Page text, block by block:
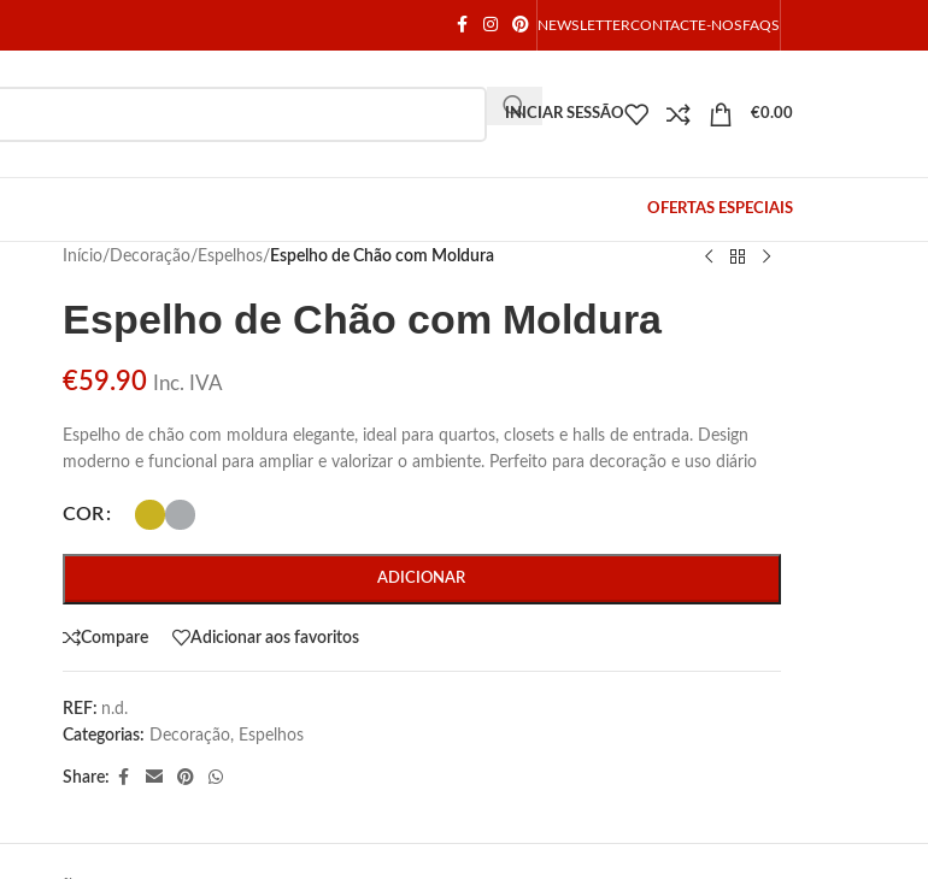
NEWSLETTERCONTACTE-NOSFAQS
INICIAR SESSÃO €0.00
OFERTAS ESPECIAIS
Início/ Decoração/ Espelhos/ Espelho de Chão com Moldura
Espelho de Chão com Moldura
€59.90 Inc. IVA
Espelho de chão com moldura elegante, ideal para quartos, closets e halls de entrada. Design
moderno e funcional para ampliar e valorizar o ambiente. Perfeito para decoração e uso diário
COR
ADICIONAR
Compare Adicionar aos favoritos
REF: n.d.
Categorias: Decoração, Espelhos
Share: